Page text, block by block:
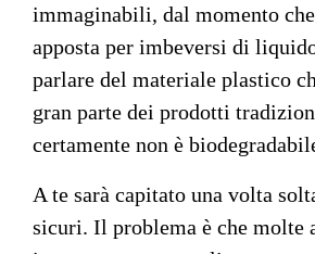
immaginabili, dal momento
apposta per imbeversi di
parlare del materiale plastico
gran parte dei prodotti
certamente non è
A te sarà capitato una volta
sicuri. Il problema è che molte